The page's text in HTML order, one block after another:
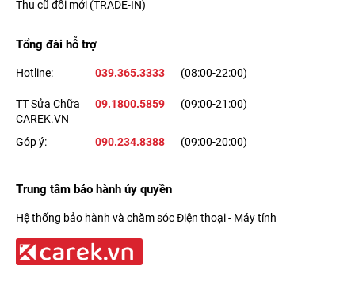
Thu cũ đổi mới (TRADE-IN)
Tổng đài hỗ trợ
Hotline: 039.365.3333 (08:00-22:00)
TT Sửa Chữa
CAREK.VN
09.1800.5859 (09:00-21:00)
Góp ý: 090.234.8388 (09:00-20:00)
Trung tâm bảo hành ủy quyền
Hệ thống bảo hành và chăm sóc Điện thoại - Máy tính